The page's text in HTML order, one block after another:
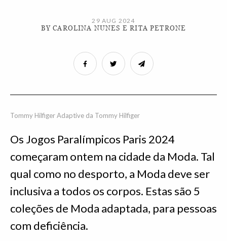
29 AUG 2024
BY CAROLINA NUNES E RITA PETRONE
Tommy Hilfiger Adaptive da Tommy Hilfiger
Os Jogos Paralímpicos Paris 2024
começaram ontem na cidade da Moda. Tal
qual como no desporto, a Moda deve ser
inclusiva a todos os corpos. Estas são 5
coleções de Moda adaptada, para pessoas
com deficiência.